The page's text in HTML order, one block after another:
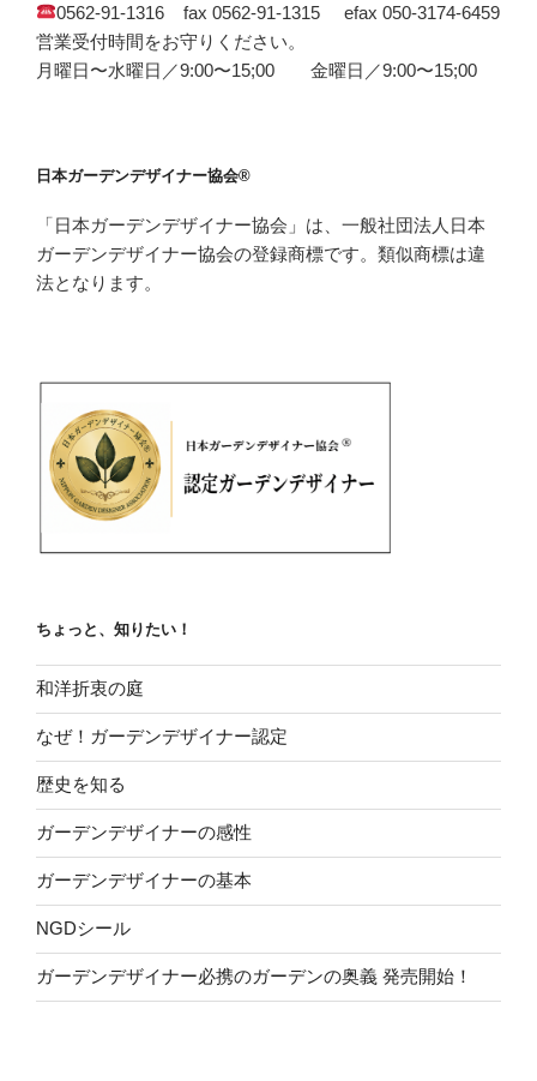
0562-91-1316 fax 0562-91-1315 efax 050-3174-6459
営業受付時間をお守りください。
月曜日〜水曜日／9:00〜15;00 金曜日／9:00〜15;00
日本ガーデンデザイナー協会®
「日本ガーデンデザイナー協会」は、一般社団法人日本
ガーデンデザイナー協会の登録商標です。類似商標は違
法となります。
ちょっと、知りたい！
和洋折衷の庭
なぜ！ガーデンデザイナー認定
歴史を知る
ガーデンデザイナーの感性
ガーデンデザイナーの基本
NGDシール
ガーデンデザイナー必携のガーデンの奥義 発売開始！